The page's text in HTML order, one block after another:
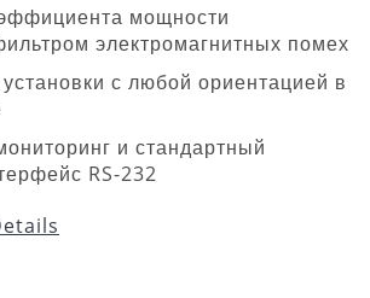
мощности
электромагнитных помех
с любой ориентацией в
и стандартный
RS-232